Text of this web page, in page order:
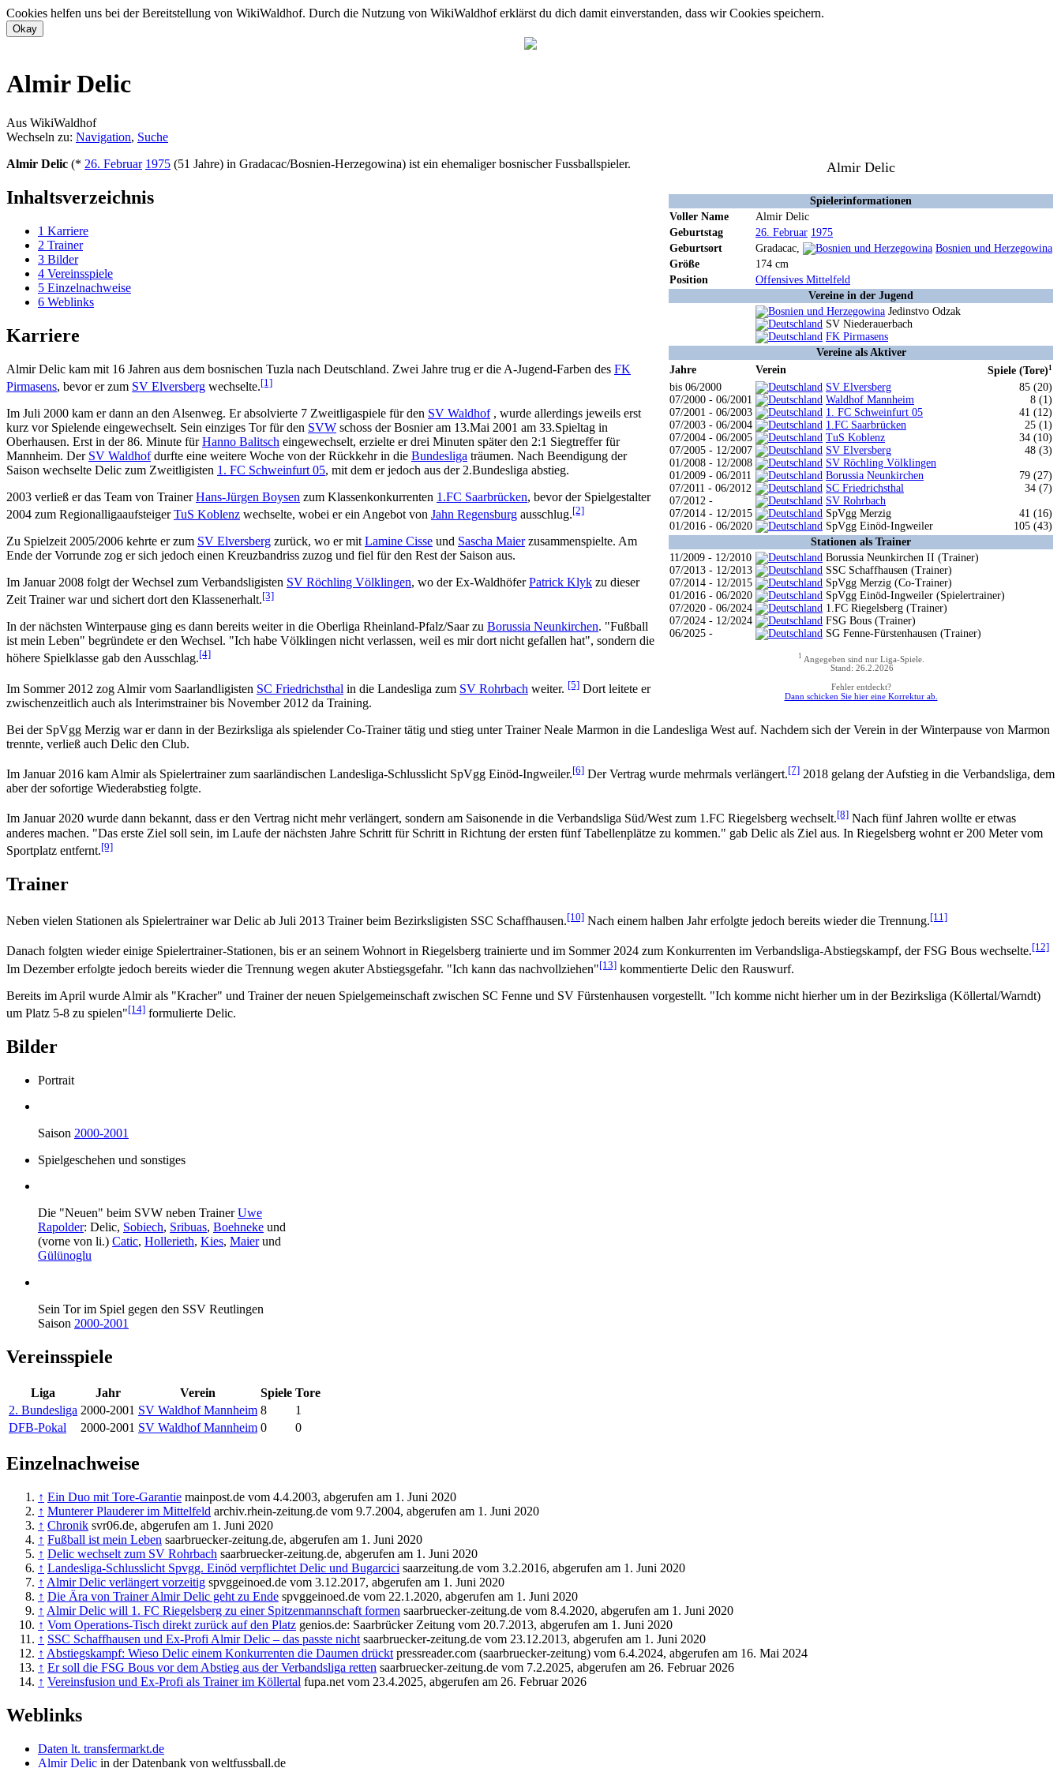
Cookies helfen uns bei der Bereitstellung von WikiWaldhof. Durch die Nutzung von WikiWaldhof erklärst du dich damit einverstanden, dass wir Cookies speichern.
Almir Delic
Aus WikiWaldhof
Wechseln zu: Navigation, Suche
Almir Delic
Spielerinformationen
Voller Name
Almir Delic
Geburtstag
26. Februar 1975
Geburtsort
Gradacac,
Bosnien und Herzegowina
Größe
174 cm
Position
Offensives Mittelfeld
Vereine in der Jugend
Jedinstvo Odzak
SV Niederauerbach
FK Pirmasens
Vereine als Aktiver
Jahre
Verein Spiele (Tore)1
bis 06/2000
07/2000 - 06/2001
07/2001 - 06/2003
07/2003 - 06/2004
07/2004 - 06/2005
07/2005 - 12/2007
01/2008 - 12/2008
01/2009 - 06/2011
07/2011 - 06/2012
07/2012 -
07/2014 - 12/2015
01/2016 - 06/2020
SV Elversberg
Waldhof Mannheim
1. FC Schweinfurt 05
1.FC Saarbrücken
TuS Koblenz
SV Elversberg
SV Röchling Völklingen
Borussia Neunkirchen
SC Friedrichsthal
SV Rohrbach
SpVgg Merzig
SpVgg Einöd-Ingweiler
85 (20)
8 (1)
41 (12)
25 (1)
34 (10)
48 (3)
79 (27)
34 (7)
41 (16)
105 (43)
Stationen als Trainer
11/2009 - 12/2010
07/2013 - 12/2013
07/2014 - 12/2015
01/2016 - 06/2020
07/2020 - 06/2024
07/2024 - 12/2024
06/2025 -
Borussia Neunkirchen II (Trainer)
SSC Schaffhausen (Trainer)
SpVgg Merzig (Co-Trainer)
SpVgg Einöd-Ingweiler (Spielertrainer)
1.FC Riegelsberg (Trainer)
FSG Bous (Trainer)
SG Fenne-Fürstenhausen (Trainer)
1 Angegeben sind nur Liga-Spiele.
Stand: 26.2.2026
Fehler entdeckt?
Dann schicken Sie hier eine Korrektur ab.
Almir Delic (* 26. Februar 1975 (51 Jahre) in Gradacac/Bosnien-Herzegowina) ist ein ehemaliger bosnischer Fussballspieler.
Inhaltsverzeichnis
1 Karriere
2 Trainer
3 Bilder
4 Vereinsspiele
5 Einzelnachweise
6 Weblinks
Karriere
Almir Delic kam mit 16 Jahren aus dem bosnischen Tuzla nach Deutschland. Zwei Jahre trug er die A-Jugend-Farben des FK
Pirmasens, bevor er zum SV Elversberg wechselte.[1]
Im Juli 2000 kam er dann an den Alsenweg. Er absolvierte 7 Zweitligaspiele für den SV Waldhof, wurde allerdings jeweils erst
kurz vor Spielende eingewechselt. Sein einziges Tor für den SVW schoss der Bosnier am 13.Mai 2001 am 33.Spieltag in
Oberhausen. Erst in der 86. Minute fürHanno Balitsch eingewechselt, erzielte er drei Minuten später den 2:1 Siegtreffer für
Mannheim. Der SV Waldhofdurfte eine weitere Woche von der Rückkehr in die Bundesliga träumen. Nach Beendigung der
Saison wechselte Delic zum Zweitligisten 1. FC Schweinfurt 05, mit dem er jedoch aus der 2.Bundesliga abstieg.
2003 verließ er das Team von TrainerHans-Jürgen Boysen zum Klassenkonkurrenten 1.FC Saarbrücken, bevor der Spielgestalter
2004 zum RegionalligaaufsteigerTuS Koblenz wechselte, wobei er ein Angebot von Jahn Regensburg ausschlug.[2]
Zu Spielzeit 2005/2006 kehrte er zum SV Elversberg zurück, wo er mit Lamine Cisse und Sascha Maierzusammenspielte. Am
Ende der Vorrunde zog er sich jedoch einen Kreuzbandriss zuzog und fiel für den Rest der Saison aus.
Im Januar 2008 folgt der Wechsel zum Verbandsligisten SV Röchling Völklingen, wo der Ex-WaldhöferPatrick Klyk zu dieser
Zeit Trainer war und sichert dort den Klassenerhalt.[3]
In der nächsten Winterpause ging es dann bereits weiter in die Oberliga Rheinland-Pfalz/Saar zu Borussia Neunkirchen. "Fußball
ist mein Leben" begründete er den Wechsel. "Ich habe Völklingen nicht verlassen, weil es mir dort nicht gefallen hat", sondern die
höhere Spielklasse gab den Ausschlag.[4]
Im Sommer 2012 zog Almir vom Saarlandligisten SC Friedrichsthal in die Landesliga zum SV Rohrbach weiter. [5] Dort leitete er
zwischenzeitlich auch als Interimstrainer bis November 2012 da Training.
Bei der SpVgg Merzig war er dann in der Bezirksliga als spielender Co-Trainer tätig und stieg unter Trainer Neale Marmon in die Landesliga West auf. Nachdem sich der Verein in der Winterpause von Marmon
trennte, verließ auch Delic den Club.
Im Januar 2016 kam Almir als Spielertrainer zum saarländischen Landesliga-Schlusslicht SpVgg Einöd-Ingweiler.[6] Der Vertrag wurde mehrmals verlängert.[7] 2018 gelang der Aufstieg in die Verbandsliga, dem
aber der sofortige Wiederabstieg folgte.
Im Januar 2020 wurde dann bekannt, dass er den Vertrag nicht mehr verlängert, sondern am Saisonende in die Verbandsliga Süd/West zum 1.FC Riegelsberg wechselt.[8] Nach fünf Jahren wollte er etwas
anderes machen. "Das erste Ziel soll sein, im Laufe der nächsten Jahre Schritt für Schritt in Richtung der ersten fünf Tabellenplätze zu kommen." gab Delic als Ziel aus. In Riegelsberg wohnt er 200 Meter vom
Sportplatz entfernt.[9]
Trainer
Neben vielen Stationen als Spielertrainer war Delic ab Juli 2013 Trainer beim Bezirksligisten SSC Schaffhausen.[10] Nach einem halben Jahr erfolgte jedoch bereits wieder die Trennung.[11]
Danach folgten wieder einige Spielertrainer-Stationen, bis er an seinem Wohnort in Riegelsberg trainierte und im Sommer 2024 zum Konkurrenten im Verbandsliga-Abstiegskampf, der FSG Bous wechselte.[12]
Im Dezember erfolgte jedoch bereits wieder die Trennung wegen akuter Abstiegsgefahr. "Ich kann das nachvollziehen"[13] kommentierte Delic den Rauswurf.
Bereits im April wurde Almir als "Kracher" und Trainer der neuen Spielgemeinschaft zwischen SC Fenne und SV Fürstenhausen vorgestellt. "Ich komme nicht hierher um in der Bezirksliga (Köllertal/Warndt)
um Platz 5-8 zu spielen"[14] formulierte Delic.
Bilder
Portrait
Saison 2000-2001
Spielgeschehen und sonstiges
Die "Neuen" beim SVW neben TrainerUwe
Rapolder: Delic, Sobiech, Sribuas, Boehneke und
(vorne von li.) Catic, Hollerieth, Kies, Maierund
Gülünoglu
Sein Tor im Spiel gegen den SSV Reutlingen
Saison 2000-2001
Vereinsspiele
Liga Jahr Verein Spiele Tore
2. Bundesliga 2000-2001 SV Waldhof Mannheim 8
1
DFB-Pokal
2000-2001 SV Waldhof Mannheim 0 0
Einzelnachweise
↑ Ein Duo mit Tore-Garantie mainpost.de vom 4.4.2003, abgerufen am 1. Juni 2020
↑ Munterer Plauderer im Mittelfeld archiv.rhein-zeitung.de vom 9.7.2004, abgerufen am 1. Juni 2020
↑ Chronik svr06.de, abgerufen am 1. Juni 2020
↑ Fußball ist mein Leben saarbruecker-zeitung.de, abgerufen am 1. Juni 2020
↑ Delic wechselt zum SV Rohrbach saarbruecker-zeitung.de, abgerufen am 1. Juni 2020
↑ Landesliga-Schlusslicht Spvgg. Einöd verpflichtet Delic und Bugarcici saarzeitung.de vom 3.2.2016, abgerufen am 1. Juni 2020
↑ Almir Delic verlängert vorzeitig spvggeinoed.de vom 3.12.2017, abgerufen am 1. Juni 2020
↑ Die Ära von Trainer Almir Delic geht zu Ende spvggeinoed.de vom 22.1.2020, abgerufen am 1. Juni 2020
↑ Almir Delic will 1. FC Riegelsberg zu einer Spitzenmannschaft formen saarbruecker-zeitung.de vom 8.4.2020, abgerufen am 1. Juni 2020
↑ Vom Operations-Tisch direkt zurück auf den Platz genios.de: Saarbrücker Zeitung vom 20.7.2013, abgerufen am 1. Juni 2020
↑ SSC Schaffhausen und Ex-Profi Almir Delic – das passte nicht saarbruecker-zeitung.de vom 23.12.2013, abgerufen am 1. Juni 2020
↑ Abstiegskampf: Wieso Delic einem Konkurrenten die Daumen drückt pressreader.com (saarbruecker-zeitung) vom 6.4.2024, abgerufen am 16. Mai 2024
↑ Er soll die FSG Bous vor dem Abstieg aus der Verbandsliga retten saarbruecker-zeitung.de vom 7.2.2025, abgerufen am 26. Februar 2026
↑ Vereinsfusion und Ex-Profi als Trainer im Köllertal fupa.net vom 23.4.2025, abgerufen am 26. Februar 2026
Weblinks
Daten lt. transfermarkt.de
Almir Delic in der Datenbank von weltfussball.de